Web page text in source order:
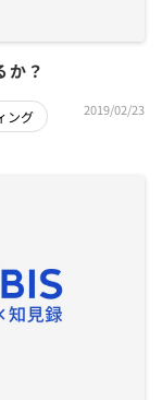
か？
ング 2019/02/23